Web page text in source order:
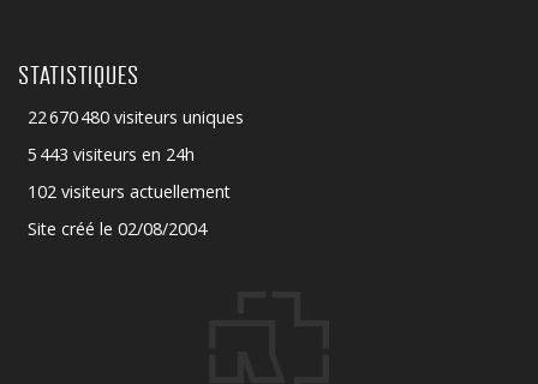
STATISTIQUES
22 670 480 visiteurs uniques
5 443 visiteurs en 24h
102 visiteurs actuellement
Site créé le 02/08/2004